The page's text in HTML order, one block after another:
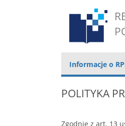
Informacje o
POLITYKA
Zgodnie z art. 13